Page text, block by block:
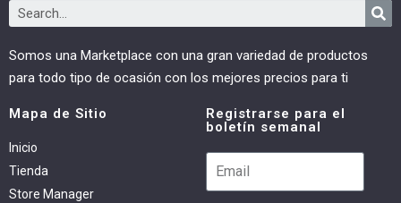
Somos una Marketplace con una gran variedad de productos
para todo tipo de ocasión con los mejores precios para ti
Mapa de Sitio
Inicio
Tienda
Store Manager
Registrarse para el
boletín semanal